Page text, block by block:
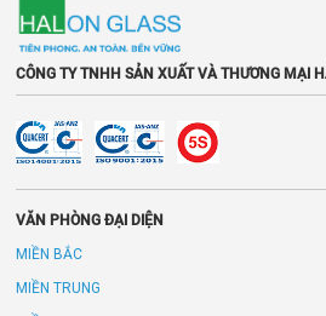
CÔNG TY TNHH SẢN XUẤT VÀ THƯƠNG MẠI
VĂN PHÒNG ĐẠI DIỆN
MIỀN BẮC
MIỀN TRUNG